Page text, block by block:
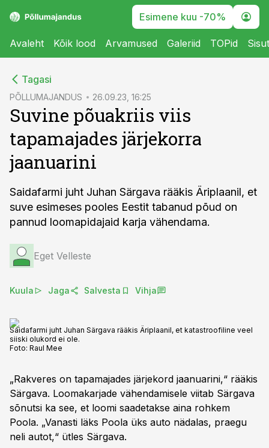
Esimene kuu -70%
Avaleht Kõik lood Arvamused Galeriid TOPid
Tagasi
PÕLLUMAJANDUS 26.09.23, 16:25
Suvine põuakriis viis
tapamajades järjekorra
jaanuarini
Saidafarmi juht Juhan Särgava rääkis Äriplaanil, et
suve esimeses pooles Eestit tabanud põud on
pannud loomapidajaid karja vähendama.
Eget Velleste
Kuula Jaga Salvesta Vihja
Saidafarmi juht Juhan Särgava rääkis Äriplaanil, et katastroofiline veel
siiski olukord ei ole.
Foto: Raul Mee
„Rakveres on tapamajades järjekord jaanuarini,“ rääkis
Särgava. Loomakarjade vähendamisele viitab Särgava
sõnutsi ka see, et loomi saadetakse aina rohkem
Poola. „Vanasti läks Poola üks auto nädalas, praegu
neli autot,“ ütles Särgava.